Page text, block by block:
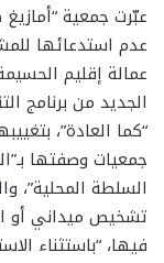
عبّرت جمعية
عدم استدعائها
الجديد من برنامج
“كما العادة”،
جمعيات وصفتها
السلطة المحلية”،
تشخيص ميداني أو
فيها، “باستثناء